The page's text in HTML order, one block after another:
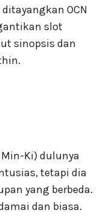
OCN
slot
sinopsis dan
Min-Ki) dulunya
tetapi dia
yang berbeda.
dan biasa.